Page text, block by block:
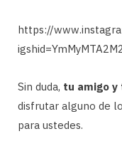
https://
Sin duda, tu amigo y
disfrutar alguno de
para ustedes.